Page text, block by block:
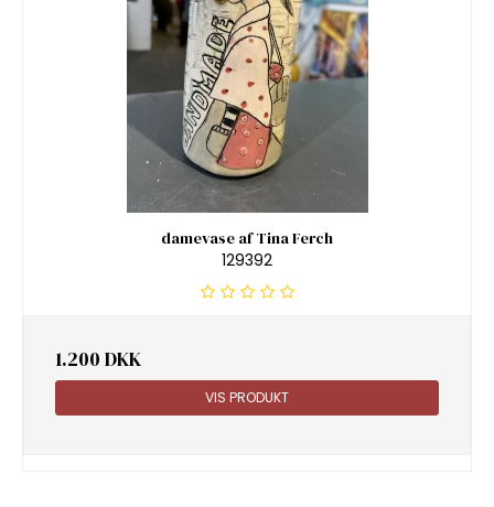
damevase af Tina Ferch
129392
1.200 DKK
VIS PRODUKT